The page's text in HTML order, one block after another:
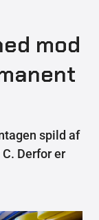
mod
spild af
Derfor er